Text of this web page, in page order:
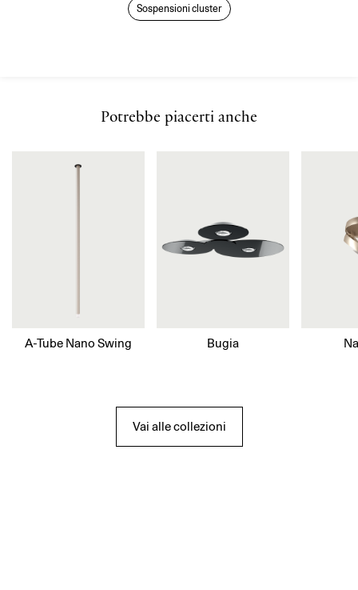
Sospensioni cluster
Potrebbe piacerti anche
A-Tube Nano Swing Bugia
Vai alle collezioni